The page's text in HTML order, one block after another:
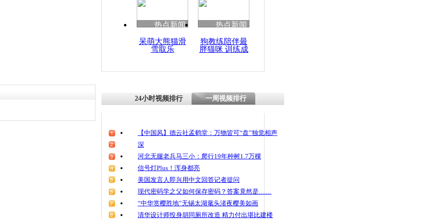
热点新闻
呆萌大熊猫滑
雪取乐
热点新闻
狗教练陪伴最
胖猫咪 训练成
24小时视频排行 一周视频排行
【中国风】德云社孟鹤堂：万物皆可“盘”独觉相声
深
河北无腿老兵马三小：爬行19年种树1.7万棵
信号灯Plus！浑身都亮
美国发言人即兴用中文回答记者提问
现代密码学之父如何保存密码？答案竟然是……
“中华赏樱胜地”无锡太湖鼋头渚夜樱美如画
清华设计师投身胡同厕所改造 精力付出堪比建楼